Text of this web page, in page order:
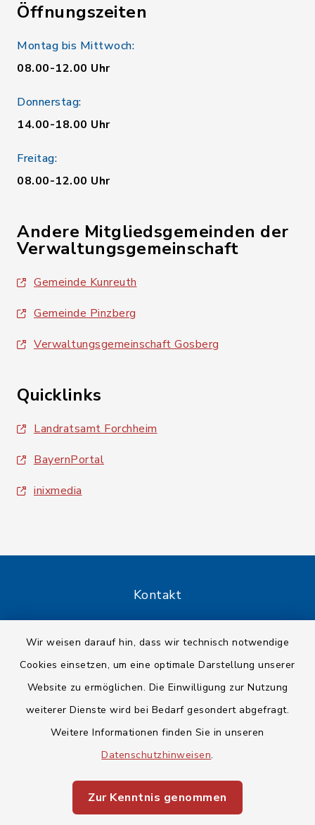
Wir weisen darauf hin, dass wir technisch notwendige
Cookies einsetzen, um eine optimale Darstellung unserer
Website zu ermöglichen. Die Einwilligung zur Nutzung
weiterer Dienste wird bei Bedarf gesondert abgefragt.
Weitere Informationen finden Sie in unseren
Datenschutzhinweisen.
Zur Kenntnis genommen
Öffnungszeiten
Montag bis Mittwoch:
08.00-12.00 Uhr
Donnerstag:
14.00-18.00 Uhr
Freitag:
08.00-12.00 Uhr
Andere Mitgliedsgemeinden der
Verwaltungsgemeinschaft
Gemeinde Kunreuth
Gemeinde Pinzberg
Verwaltungsgemeinschaft Gosberg
Quicklinks
Landratsamt Forchheim
BayernPortal
inixmedia
Kontakt
Datenschutz
Impressum
Sitemap
Cookie-Einstellungen